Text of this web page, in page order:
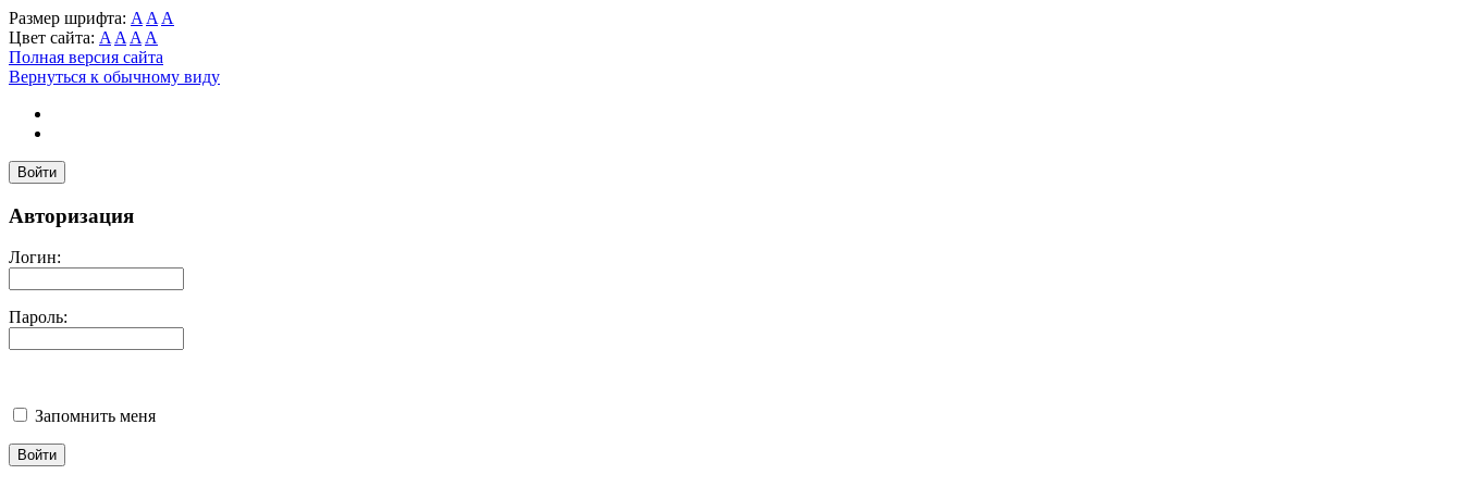
Размер шрифта: A A A
Цвет сайта: A A A A
Полная версия сайта
Вернуться к обычному виду
Войти
Авторизация
Логин:
Пароль:
Запомнить меня